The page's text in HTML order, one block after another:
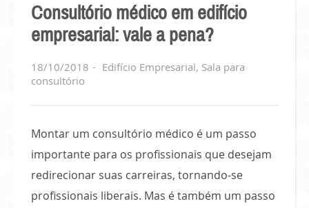
Consultório médico em edifício
empresarial: vale a pena?
18/10/2018 Edifício Empresarial, Sala para
consultório
Montar um consultório médico é um passo
importante para os profissionais que desejam
redirecionar suas carreiras, tornando-se
profissionais liberais. Mas é também um passo